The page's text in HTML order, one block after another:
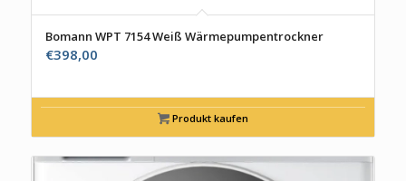
Bomann WPT 7154 Weiß Wärmepumpentrockner
€398,00
Produkt kaufen